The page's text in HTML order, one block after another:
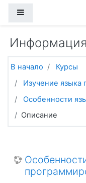
В начало
Курсы
Изучение языка
Особенности
Описание